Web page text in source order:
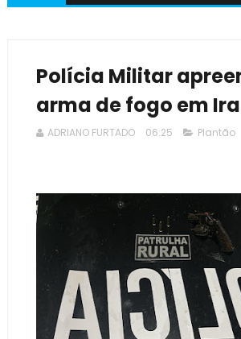
Polícia Militar
arma de fogo em
ADRIANO FURTADO 06:25 Plantão